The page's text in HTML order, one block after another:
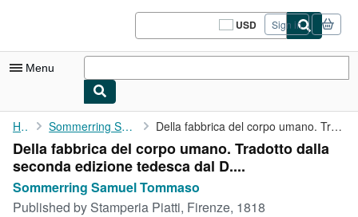
USD
Site
shopping
Sign in
Menu
My Account
My Purchases
Sign Off
Advanced Search
Home Sommerring Samuel Tommaso Della fabbrica del corpo umano. Tradotto dalla seconda edizione ...
Della fabbrica del corpo umano. Tradotto dalla
seconda edizione tedesca dal D....
Sommerring Samuel Tommaso
Published by Stamperia Piatti, Firenze, 1818